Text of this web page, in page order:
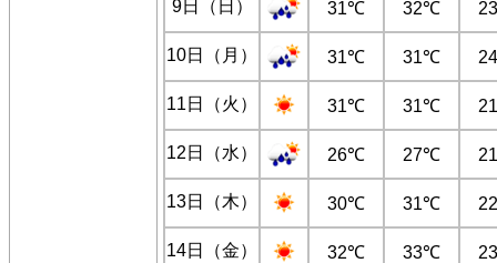
9日（日） 31℃ 32℃
10日（月） 31℃ 31℃
11日（火） 31℃ 31℃
12日（水） 26℃ 27℃
13日（木） 30℃ 31℃
14日（金） 32℃ 33℃